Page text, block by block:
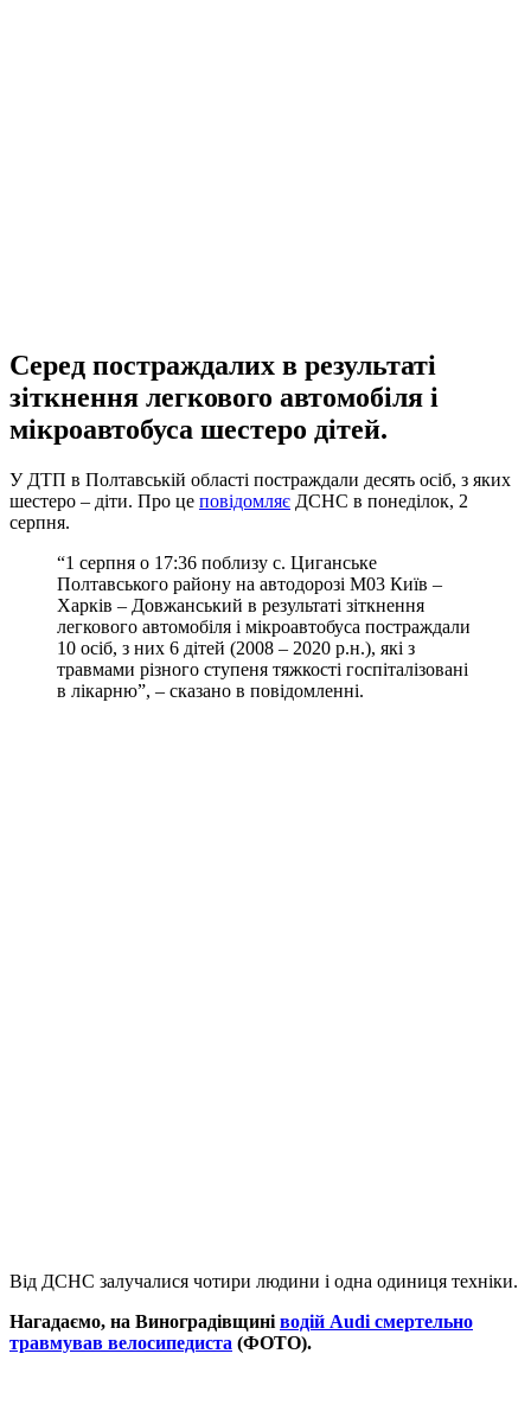
Серед постраждалих в результаті
зіткнення легкового автомобіля і
мікроавтобуса шестеро дітей.
У ДТП в Полтавській області постраждали десять осіб, з яких
шестеро – діти. Про це повідомляє ДСНС в понеділок, 2
серпня.
“1 серпня о 17:36 поблизу с. Циганське
Полтавського району на автодорозі М03 Київ –
Харків – Довжанський в результаті зіткнення
легкового автомобіля і мікроавтобуса постраждали
10 осіб, з них 6 дітей (2008 – 2020 р.н.), які з
травмами різного ступеня тяжкості госпіталізовані
в лікарню”, – сказано в повідомленні.
Від ДСНС залучалися чотири людини і одна одиниця техніки.
Нагадаємо, на Виноградівщині водій Audi смертельно
травмував велосипедиста (ФОТО).